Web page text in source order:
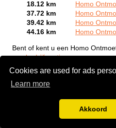
Cookies are used for ads
Learn more
Akkoord
18.12 km
Homo
37.72 km
Homo
39.42 km
Homo
44.16 km
Homo
Bent of kent u een Homo
een bedrijf gratis aan